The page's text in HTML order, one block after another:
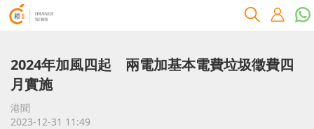
2024年加風四起 兩電加基本電費垃圾徵費四
月實施
港聞
2023-12-31 11:49